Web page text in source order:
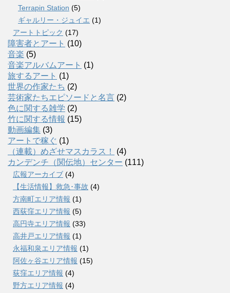
Terrapin Station (5)
ギャルリー・ジュイエ (1)
アートトピック (17)
障害者とアート (10)
音楽 (5)
音楽アルバムアート (1)
旅するアート (1)
世界の作家たち (2)
芸術家たちエピソードと名言 (2)
色に関する雑学 (2)
竹に関する情報 (15)
動画編集 (3)
アートで稼ぐ (1)
（連載）めざせマスカラス！
(4)
カンデンチ（関伝地）センター (111)
広報アーカイブ (4)
【生活情報】救急･事故 (4)
方南町エリア情報 (1)
西荻窪エリア情報 (5)
高円寺エリア情報 (33)
高井戸エリア情報 (1)
永福和泉エリア情報 (1)
阿佐ヶ谷エリア情報 (15)
荻窪エリア情報 (4)
野方エリア情報 (4)